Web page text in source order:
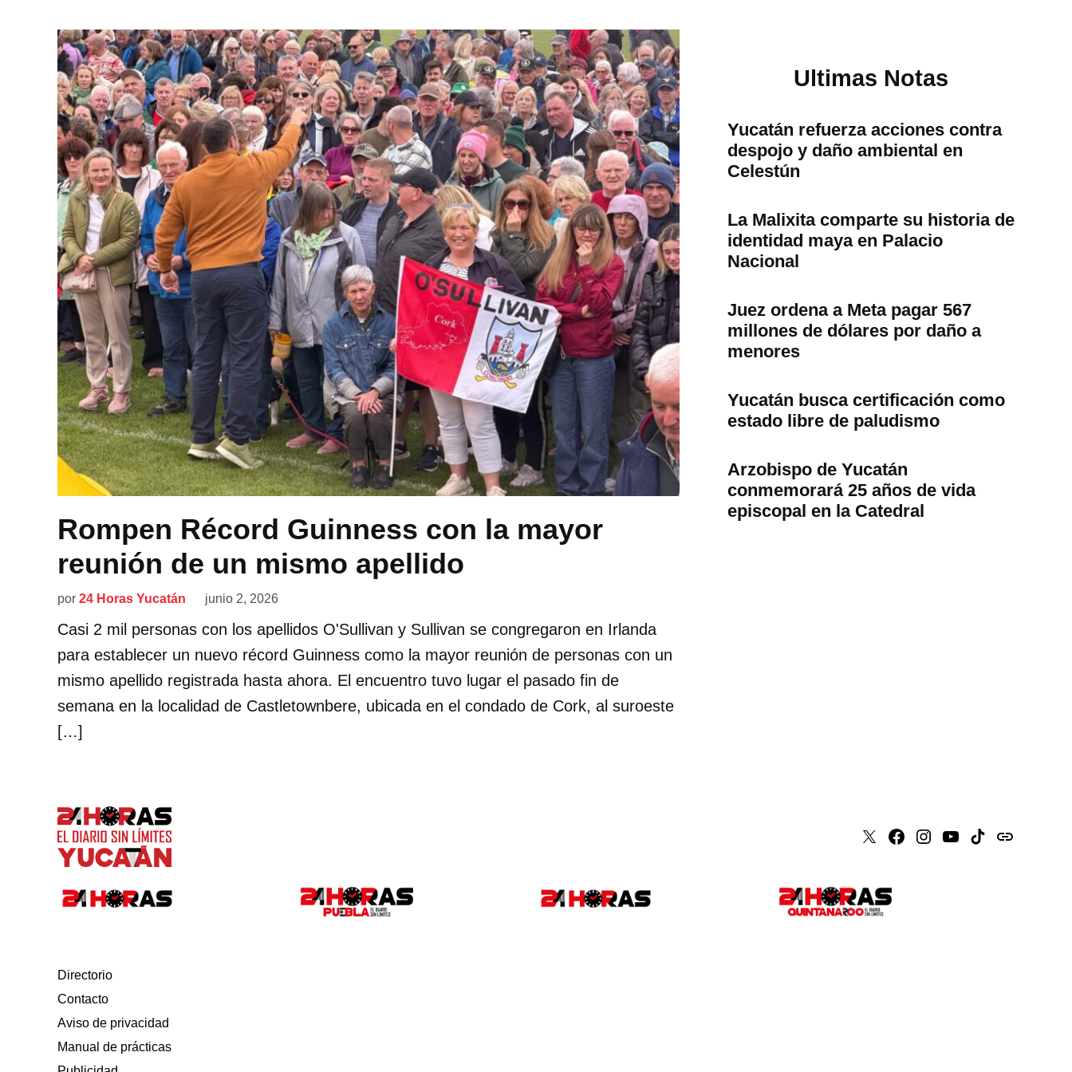
Rompen Récord Guinness con la mayor
reunión de un mismo apellido
por 24 Horas Yucatán junio 2, 2026
Casi 2 mil personas con los apellidos O'Sullivan y Sullivan se congregaron en Irlanda
para establecer un nuevo récord Guinness como la mayor reunión de personas con un
mismo apellido registrada hasta ahora. El encuentro tuvo lugar el pasado fin de
semana en la localidad de Castletownbere, ubicada en el condado de Cork, al suroeste
[…]
Ultimas Notas
Yucatán refuerza acciones contra
despojo y daño ambiental en
Celestún
La Malixita comparte su historia de
identidad maya en Palacio
Nacional
Juez ordena a Meta pagar 567
millones de dólares por daño a
menores
Yucatán busca certificación como
estado libre de paludismo
Arzobispo de Yucatán
conmemorará 25 años de vida
episcopal en la Catedral
X Faceboook
Instagram
Youtube
Tiktokissuu
Directorio
Contacto
Aviso de privacidad
Manual de prácticas